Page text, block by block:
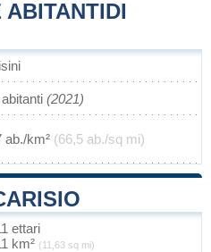
(2021)
ab./km² (66,5 ab./sq mi)
ettari
km² (11,63 sq mi)